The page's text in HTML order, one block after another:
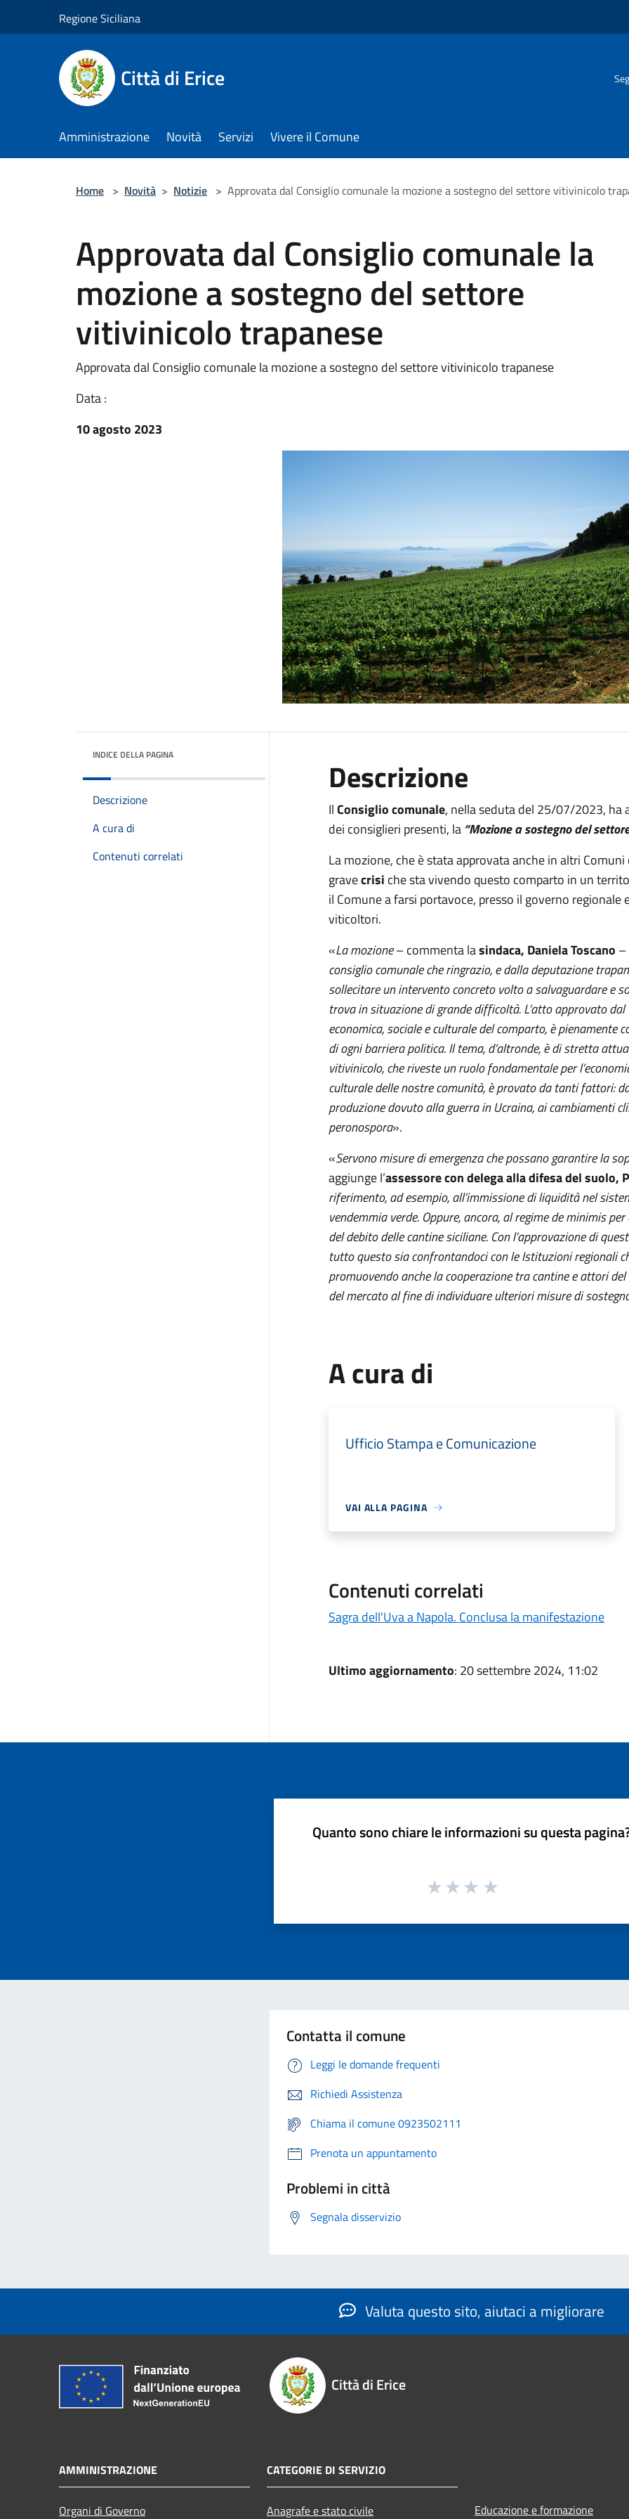
Regione Siciliana
Città di Erice
Amministrazione Novità Servizi Vivere il Comune
Home > Novità > Notizie > Approvata dal Consiglio comunale la mozione a sostegno del settore vitivinicolo
Approvata dal Consiglio comunale la
mozione a sostegno del settore
vitivinicolo trapanese
Approvata dal Consiglio comunale la mozione a sostegno del settore vitivinicolo trapanese
Data :
10 agosto 2023
INDICE DELLA PAGINA
Descrizione
A cura di
Contenuti correlati
Descrizione
IlConsiglio comunale, nella seduta del 25/07/2023, ha
dei consiglieri presenti, la “Mozione a sostegno del
La mozione, che è stata approvata anche in altri
gravecrisi che sta vivendo questo comparto in un
il Comune a farsi portavoce, presso il governo
viticoltori.
«La mozione– commenta lasindaca, Daniela Toscano –
consiglio comunale che ringrazio, e dalla deputazione
sollecitare un intervento concreto volto a salvaguardare e
trova in situazione di grande difficoltà. L’atto approvato
economica, sociale e culturale del comparto, è pienamente
di ogni barriera politica. Il tema, d’altronde, è di stretta
vitivinicolo, che riveste un ruolo fondamentale per
culturale delle nostre comunità, è provato da tanti fattori:
produzione dovuto alla guerra in Ucraina, ai cambiamenti
peronospora».
«Servono misure di emergenza che possano garantire la
aggiunge l’assessore con delega alla difesa del suolo,
riferimento, ad esempio, all’immissione di liquidità nel
vendemmia verde. Oppure, ancora, al regime de minimis
del debito delle cantine siciliane. Con l’approvazione di
tutto questo sia confrontandoci con le Istituzioni regionali
promuovendo anche la cooperazione tra cantine e attori
del mercato al fine di individuare ulteriori misure di
A cura di
Ufficio Stampa e Comunicazione
VAI ALLA PAGINA
Contenuti correlati
Sagra dell'Uva a Napola. Conclusa la manifestazione
Ultimo aggiornamento: 20 settembre 2024, 11:02
Quanto sono chiare le informazioni su questa
Contatta il comune
Leggi le domande frequenti
Richiedi Assistenza
Chiama il comune 0923502111
Prenota un appuntamento
Problemi in città
Segnala disservizio
Valuta questo sito, aiutaci a migliorare
Città di Erice
AMMINISTRAZIONE
Organi di Governo
CATEGORIE DI SERVIZIO
Anagrafe e stato civile Educazione e formazione